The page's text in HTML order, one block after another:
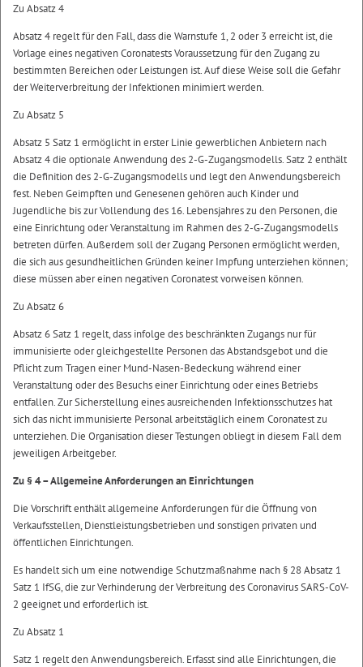
Zu Absatz 4
Absatz 4 regelt für den Fall, dass die Warnstufe 1, 2 oder 3 erreicht ist, die
Vorlage eines negativen Coronatests Voraussetzung für den Zugang zu
bestimmten Bereichen oder Leistungen ist. Auf diese Weise soll die Gefahr
der Weiterverbreitung der Infektionen minimiert werden.
Zu Absatz 5
Absatz 5 Satz 1 ermöglicht in erster Linie gewerblichen Anbietern nach
Absatz 4 die optionale Anwendung des 2-G-Zugangsmodells. Satz 2 enthält
die Definition des 2-G-Zugangsmodells und legt den Anwendungsbereich
fest. Neben Geimpften und Genesenen gehören auch Kinder und
Jugendliche bis zur Vollendung des 16. Lebensjahres zu den Personen, die
eine Einrichtung oder Veranstaltung im Rahmen des 2-G-Zugangsmodells
betreten dürfen. Außerdem soll der Zugang Personen ermöglicht werden,
die sich aus gesundheitlichen Gründen keiner Impfung unterziehen können;
diese müssen aber einen negativen Coronatest vorweisen können.
Zu Absatz 6
Absatz 6 Satz 1 regelt, dass infolge des beschränkten Zugangs nur für
immunisierte oder gleichgestellte Personen das Abstandsgebot und die
Pflicht zum Tragen einer Mund-Nasen-Bedeckung während einer
Veranstaltung oder des Besuchs einer Einrichtung oder eines Betriebs
entfallen. Zur Sicherstellung eines ausreichenden Infektionsschutzes hat
sich das nicht immunisierte Personal arbeitstäglich einem Coronatest zu
unterziehen. Die Organisation dieser Testungen obliegt in diesem Fall dem
jeweiligen Arbeitgeber.
Zu § 4 – Allgemeine Anforderungen an Einrichtungen
Die Vorschrift enthält allgemeine Anforderungen für die Öffnung von
Verkaufsstellen, Dienstleistungsbetrieben und sonstigen privaten und
öffentlichen Einrichtungen.
Es handelt sich um eine notwendige Schutzmaßnahme nach § 28 Absatz 1
Satz 1 IfSG, die zur Verhinderung der Verbreitung des Coronavirus SARS-CoV-
2 geeignet und erforderlich ist.
Zu Absatz 1
Satz 1 regelt den Anwendungsbereich. Erfasst sind alle Einrichtungen, die